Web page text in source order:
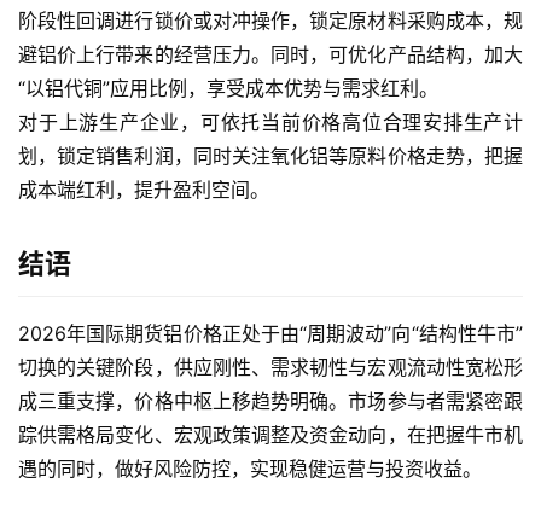
阶段性回调进行锁价或对冲操作，锁定原材料采购成本，规
避铝价上行带来的经营压力。同时，可优化产品结构，加大
“以铝代铜”应用比例，享受成本优势与需求红利。
对于上游生产企业，可依托当前价格高位合理安排生产计
划，锁定销售利润，同时关注氧化铝等原料价格走势，把握
成本端红利，提升盈利空间。
结语
2026年国际期货铝价格正处于由“周期波动”向“结构性牛市”
切换的关键阶段，供应刚性、需求韧性与宏观流动性宽松形
成三重支撑，价格中枢上移趋势明确。市场参与者需紧密跟
踪供需格局变化、宏观政策调整及资金动向，在把握牛市机
遇的同时，做好风险防控，实现稳健运营与投资收益。